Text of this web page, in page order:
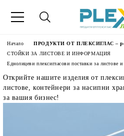
Начало
ПРОДУКТИ ОТ ПЛЕКСИГЛАС –
СТОЙКИ ЗА ЛИСТОВЕ И ИНФОРМАЦИЯ
Еднолицеви плексигласови поставки за листове и
Открийте нашите изделия от
листове, контейнери за насипни
за вашия бизнес!